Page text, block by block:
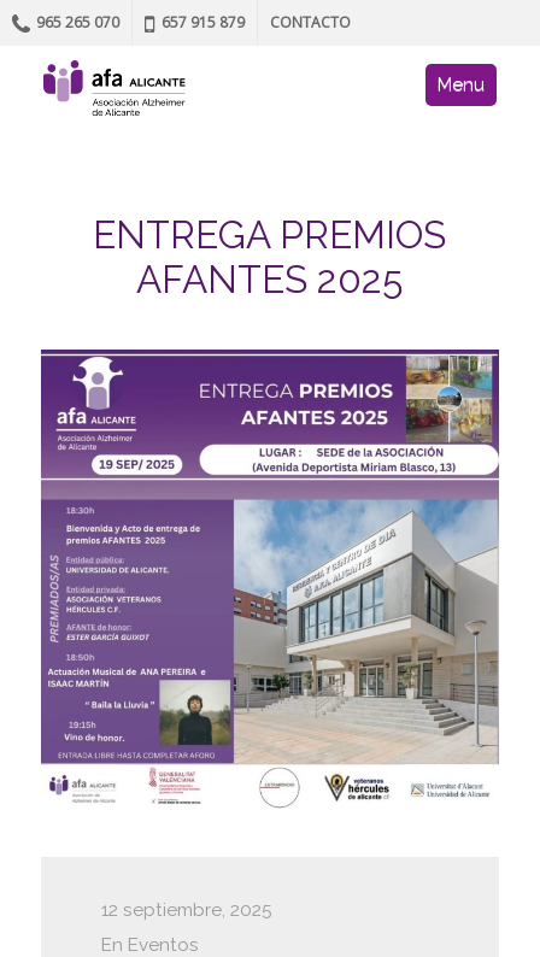
965 265 070 657 915 879 CONTACTO
AFA site
Skip to content
Menu
ENTREGA PREMIOS
AFANTES 2025
12 septiembre, 2025
En Eventos